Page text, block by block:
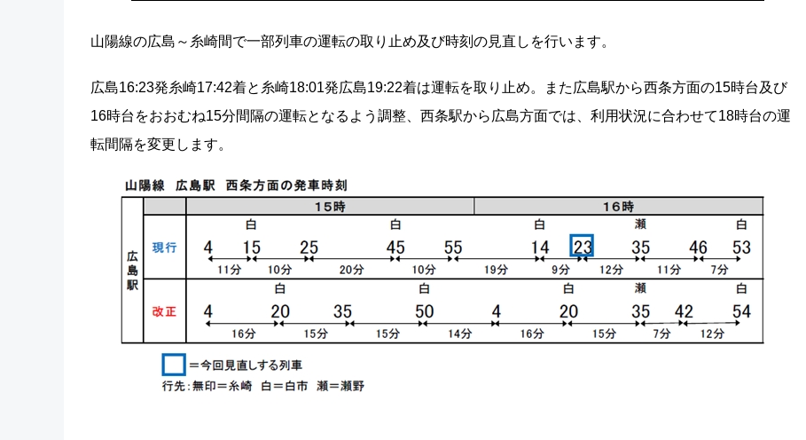
山陽線の広島～糸崎間で一部列車の運転の取り止め及び時刻の見直しを行います。
広島16:23発糸崎17:42着と糸崎18:01発広島19:22着は運転を取り止め。また広島駅から西条方面の15時台及び
16時台をおおむね15分間隔の運転となるよう調整、西条駅から広島方面では、利用状況に合わせて18時台の運
転間隔を変更します。